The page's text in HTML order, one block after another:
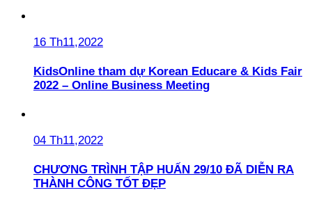
16 Th11,2022
KidsOnline tham dự Korean Educare & Kids Fair
2022 – Online Business Meeting
04 Th11,2022
CHƯƠNG TRÌNH TẬP HUẤN 29/10 ĐÃ DIỄN RA
THÀNH CÔNG TỐT ĐẸP